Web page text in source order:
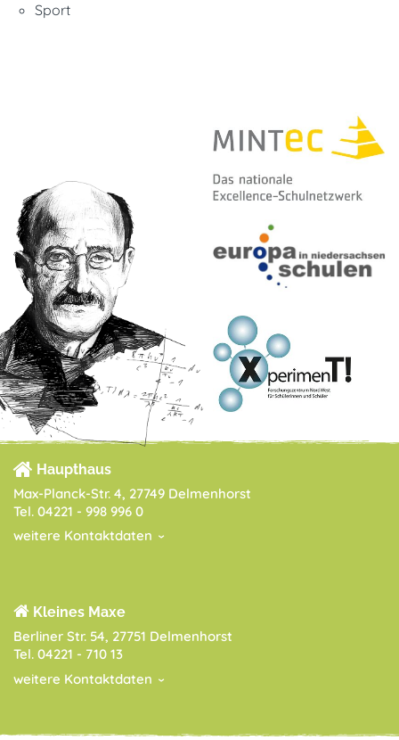
Sport
Haupthaus
Max-Planck-Str. 4, 27749 Delmenhorst
Tel. 04221 - 998 996 0
weitere Kontaktdaten
Kleines Maxe
Berliner Str. 54, 27751 Delmenhorst
Tel. 04221 - 710 13
weitere Kontaktdaten